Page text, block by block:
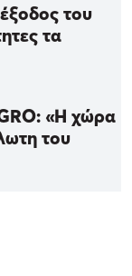
του
τα
«Η χώρα
του